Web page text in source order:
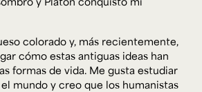
colorado y, más recientemente,
cómo estas antiguas ideas han
formas de vida. Me gusta estudiar
mundo y creo que los humanistas